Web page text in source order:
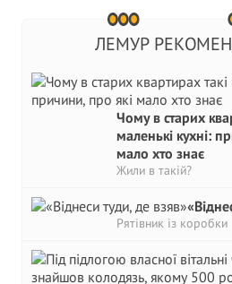
ЛЕМУР
Чому в старих
маленькі кухні:
мало хто знає
Жили в такій?
Рятівник із коробки